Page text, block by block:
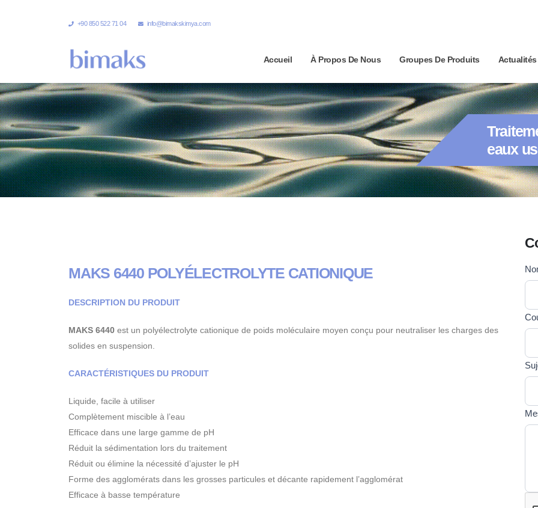
+90 850 522 71 04 info@bimakskimya.com
Accueil À Propos De Nous Groupes De Produits Actualités
eaux
MAKS 6440 POLYÉLECTROLYTE CATIONIQUE
DESCRIPTION DU PRODUIT
MAKS 6440 est un polyélectrolyte cationique de poids moléculaire moyen conçu pour neutraliser les charges des
solides en suspension.
CARACTÉRISTIQUES DU PRODUIT
Liquide, facile à utiliser
Complètement miscible à l’eau
Efficace dans une large gamme de pH
Réduit la sédimentation lors du traitement
Réduit ou élimine la nécessité d’ajuster le pH
Forme des agglomérats dans les grosses particules et décante rapidement l’agglomérat
Efficace à basse température
Si
ne